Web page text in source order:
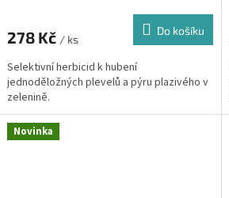
278 Kč / ks
Do košíku
Selektivní herbicid k hubení
jednoděložných plevelů a pýru plazivého v
zelenině.
Novinka